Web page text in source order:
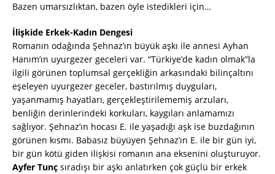
Bazen umarsızlıktan, bazen öyle istedikleri için…
İlişkide Erkek-Kadın Dengesi
Romanın odağında Şehnaz’ın büyük aşkı ile annesi Ayhan
Hanım’ın uyurgezer geceleri var. “Türkiye’de kadın olmak”la
ilgili görünen toplumsal gerçekliğin arkasındaki bilinçaltını
eşeleyen uyurgezer geceler, bastırılmış duyguları,
yaşanmamış hayatları, gerçekleştirilememiş arzuları,
benliğin derinlerindeki korkuları, kaygıları anlamamızı
sağlıyor. Şehnaz’ın hocası E. ile yaşadığı aşk ise buzdağının
görünen kısmı. Babasız büyüyen Şehnaz’ın E. ile bir gün iyi,
bir gün kötü giden ilişkisi romanın ana eksenini oluşturuyor.
Ayfer Tunç sıradışı bir aşkı anlatırken çok güçlü bir erkek